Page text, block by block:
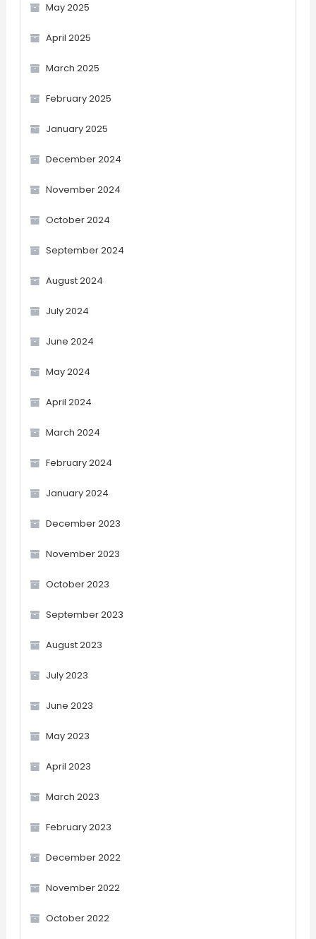
May 2025
April 2025
March 2025
February 2025
January 2025
December 2024
November 2024
October 2024
September 2024
August 2024
July 2024
June 2024
May 2024
April 2024
March 2024
February 2024
January 2024
December 2023
November 2023
October 2023
September 2023
August 2023
July 2023
June 2023
May 2023
April 2023
March 2023
February 2023
December 2022
November 2022
October 2022